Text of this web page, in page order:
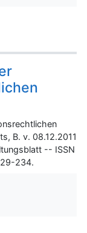
B. v. 08.12.2011
-- ISSN
234.